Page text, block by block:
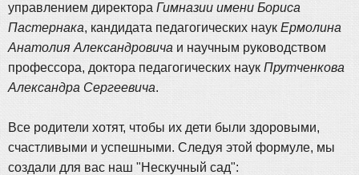
управлением директора Гимназии имени Бориса
Пастернака, кандидата педагогических наук Ермолина
Анатолия Александровича и научным руководством
профессора, доктора педагогических наук Прутченкова
Александра Сергеевича.
Все родители хотят, чтобы их дети были здоровыми,
счастливыми и успешными. Следуя этой формуле, мы
создали для вас наш "Нескучный сад":